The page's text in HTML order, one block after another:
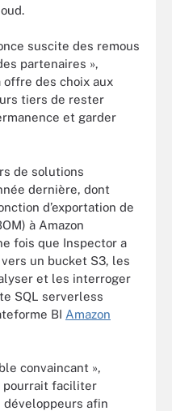
suscite des remous
partenaires »,
offre des choix aux
tiers de rester
et garder
de solutions
dernière, dont
d’exportation de
à Amazon
fois que Inspector a
un bucket S3, les
et les interroger
SQL serverless
BI Amazon
convaincant »,
pourrait faciliter
afin